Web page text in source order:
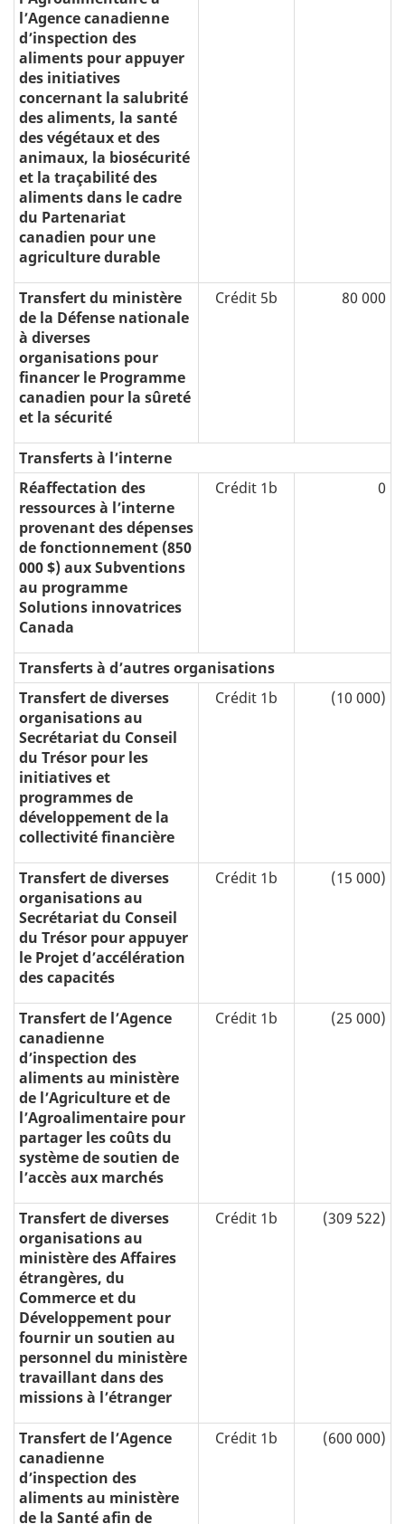
l’Agence canadienne
d’inspection des
aliments pour appuyer
des initiatives
concernant la salubrité
des aliments, la santé
des végétaux et des
animaux, la biosécurité
et la traçabilité des
aliments dans le cadre
du Partenariat
canadien pour une
agriculture durable
Transfert du ministère
de la Défense nationale
à diverses
organisations pour
financer le Programme
canadien pour la sûreté
et la sécurité
Crédit 5b 80 000
Transferts à l’interne
Réaffectation des
ressources à l’interne
provenant des dépenses
de fonctionnement (850
000 $) aux Subventions
au programme
Solutions innovatrices
Canada
Crédit 1b 0
Transferts à d’autres organisations
Transfert de diverses
organisations au
Secrétariat du Conseil
du Trésor pour les
initiatives et
programmes de
développement de la
collectivité financière
Crédit 1b (10 000)
Transfert de diverses
organisations au
Secrétariat du Conseil
du Trésor pour appuyer
le Projet d’accélération
des capacités
Crédit 1b (15 000)
Transfert de l’Agence
canadienne
d’inspection des
aliments au ministère
de l’Agriculture et de
l’Agroalimentaire pour
partager les coûts du
système de soutien de
l’accès aux marchés
Crédit 1b (25 000)
Transfert de diverses
organisations au
ministère des Affaires
étrangères, du
Commerce et du
Développement pour
fournir un soutien au
personnel du ministère
travaillant dans des
missions à l’étranger
Crédit 1b (309 522)
Transfert de l’Agence
canadienne
d’inspection des
aliments au ministère
de la Santé afin de
Crédit 1b (600 000)